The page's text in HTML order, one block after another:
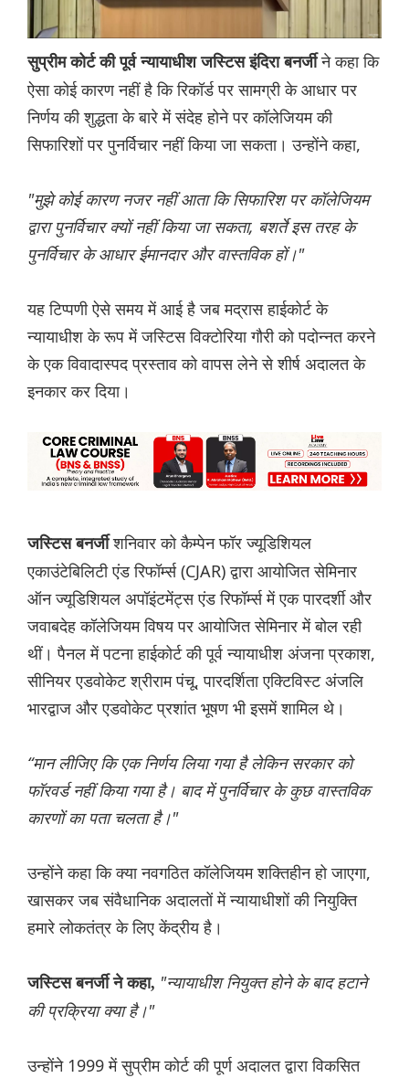
सुप्रीम कोर्ट की पूर्व न्यायाधीश जस्टिस इंदिरा बनर्जीने कहा कि
ऐसा कोई कारण नहीं है कि रिकॉर्ड पर सामग्री के आधार पर
निर्णय की शुद्धता के बारे में संदेह होने पर कॉलेजियम की
सिफारिशों पर पुनर्विचार नहीं किया जा सकता। उन्होंने कहा,
"मुझे कोई कारण नजर नहीं आता कि सिफारिश पर कॉलेजियम
द्वारा पुनर्विचार क्यों नहीं किया जा सकता, बशर्ते इस तरह के
पुनर्विचार के आधार ईमानदार और वास्तविक हों।"
यह टिप्पणी ऐसे समय में आई है जब मद्रास हाईकोर्ट के
न्यायाधीश के रूप में जस्टिस विक्टोरिया गौरी को पदोन्नत करने
के एक विवादास्पद प्रस्ताव को वापस लेने से शीर्ष अदालत के
इनकार कर दिया।
जस्टिस बनर्जीशनिवार को कैम्पेन फॉर ज्यूडिशियल
एकाउंटेबिलिटी एंड रिफॉर्म्स (CJAR) द्वारा आयोजित सेमिनार
ऑन ज्यूडिशियल अपॉइंटमेंट्स एंड रिफॉर्म्स में एक पारदर्शी और
जवाबदेह कॉलेजियम विषय पर आयोजित सेमिनार में बोल रही
थीं। पैनल में पटना हाईकोर्ट की पूर्व न्यायाधीश अंजना प्रकाश,
सीनियर एडवोकेट श्रीराम पंचू, पारदर्शिता एक्टिविस्ट अंजलि
भारद्वाज और एडवोकेट प्रशांत भूषण भी इसमें शामिल थे।
“मान लीजिए कि एक निर्णय लिया गया है लेकिन सरकार को
फॉरवर्ड नहीं किया गया है। बाद में पुनर्विचार के कुछ वास्तविक
कारणों का पता चलता है।"
उन्होंने कहा कि क्या नवगठित कॉलेजियम शक्तिहीन हो जाएगा,
खासकर जब संवैधानिक अदालतों में न्यायाधीशों की नियुक्ति
हमारे लोकतंत्र के लिए केंद्रीय है।
जस्टिस बनर्जी ने कहा, "न्यायाधीश नियुक्त होने के बाद हटाने
की प्रक्रिया क्या है।"
उन्होंने 1999 में सुप्रीम कोर्ट की पूर्ण अदालत द्वारा विकसित